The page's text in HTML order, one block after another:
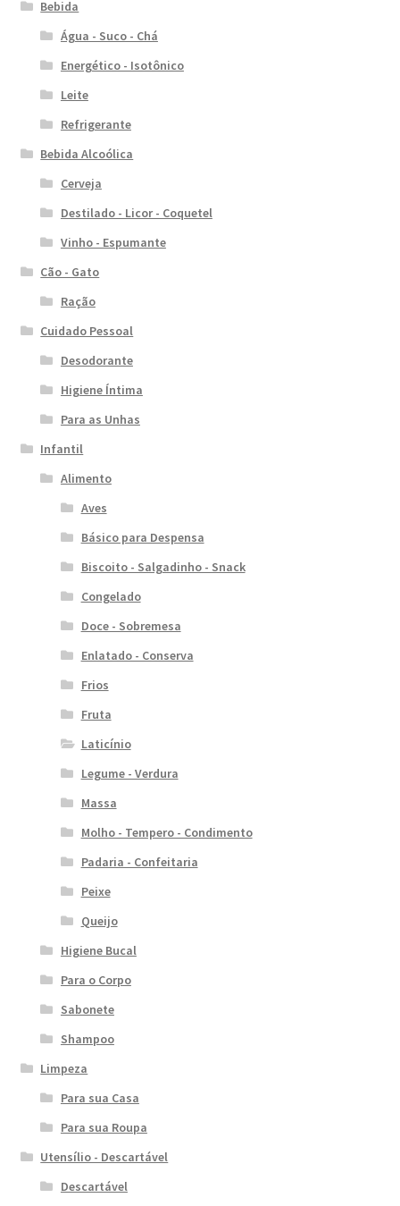
Bebida
Água - Suco - Chá
Energético - Isotônico
Leite
Refrigerante
Bebida Alcoólica
Cerveja
Destilado - Licor - Coquetel
Vinho - Espumante
Cão - Gato
Ração
Cuidado Pessoal
Desodorante
Higiene Íntima
Para as Unhas
Infantil
Alimento
Aves
Básico para Despensa
Biscoito - Salgadinho - Snack
Congelado
Doce - Sobremesa
Enlatado - Conserva
Frios
Fruta
Laticínio
Legume - Verdura
Massa
Molho - Tempero - Condimento
Padaria - Confeitaria
Peixe
Queijo
Higiene Bucal
Para o Corpo
Sabonete
Shampoo
Limpeza
Para sua Casa
Para sua Roupa
Utensílio - Descartável
Descartável